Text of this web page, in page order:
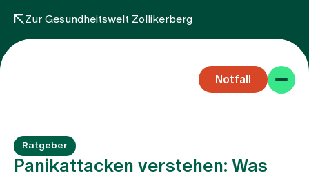
Zur Gesundheitswelt Zollikerberg
Notfall
Ratgeber
Panikattacken verstehen: Was